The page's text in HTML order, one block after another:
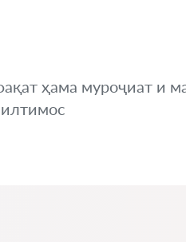
ҳама муроҷиат и